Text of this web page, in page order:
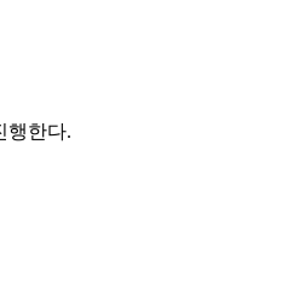
행한다.